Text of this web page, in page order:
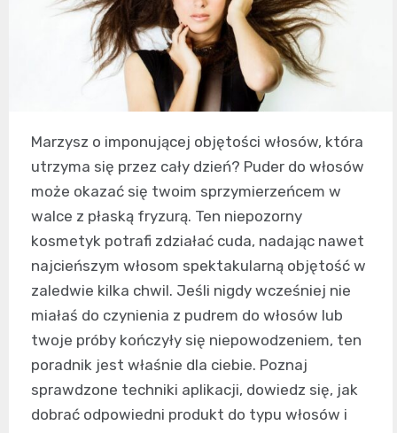
Marzysz o imponującej objętości włosów, która
utrzyma się przez cały dzień? Puder do włosów
może okazać się twoim sprzymierzeńcem w
walce z płaską fryzurą. Ten niepozorny
kosmetyk potrafi zdziałać cuda, nadając nawet
najcieńszym włosom spektakularną objętość w
zaledwie kilka chwil. Jeśli nigdy wcześniej nie
miałaś do czynienia z pudrem do włosów lub
twoje próby kończyły się niepowodzeniem, ten
poradnik jest właśnie dla ciebie. Poznaj
sprawdzone techniki aplikacji, dowiedz się, jak
dobrać odpowiedni produkt do typu włosów i